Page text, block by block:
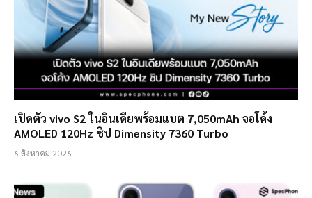
เปิดตัว vivo S2 ในอินเดียพร้อมแบต 7,050mAh จอโค้ง
AMOLED 120Hz ชิป Dimensity 7360 Turbo
6 สิงหาคม 2026